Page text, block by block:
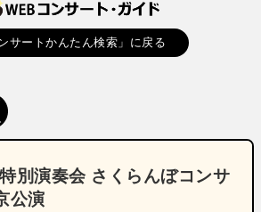
サートかんたん検索」に戻る
別演奏会 さくらんぼコンサ
公演